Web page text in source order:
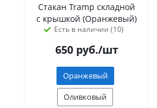
Стакан Tramp складной
с крышкой (Оранжевый)
Есть в наличии (10)
650руб./шт
Оранжевый
Оливковый